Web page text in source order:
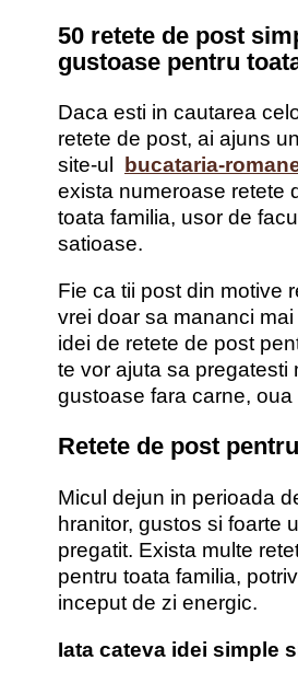
50 retete de post
gustoase pentru
Daca esti in cautarea
retete de post, ai ajuns
site-ul
bucataria-
exista numeroase retete
toata familia, usor de
satioase.
Fie ca tii post din motive
vrei doar sa mananci
idei de retete de post
te vor ajuta sa pregatesti
gustoase fara carne, oua
Retete de post
Micul dejun in perioada
hranitor, gustos si foarte
pregatit. Exista multe
pentru toata familia,
inceput de zi energic.
Iata cateva idei simple